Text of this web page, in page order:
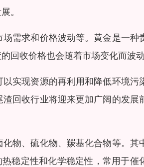
。
需求和价格波动等。黄金是一种
回收价格也会随着市场变化而波
实现资源的再利用和降低环境污
回收行业将迎来更加广阔的发展
物、硫化物、羰基化合物等。其
稳定性和化学稳定性，常用于催